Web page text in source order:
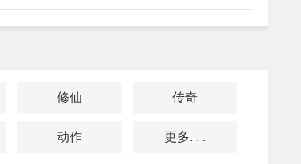
修仙 传奇
动作 更多. . .